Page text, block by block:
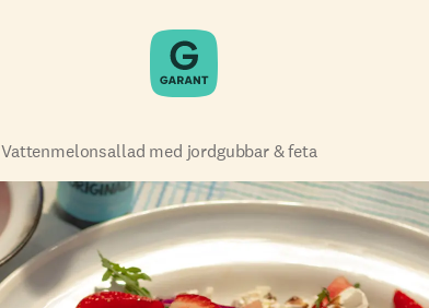
Vattenmelonsallad med jordgubbar & feta